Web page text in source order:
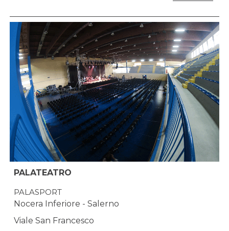
PALATEATRO
PALASPORT
Nocera Inferiore - Salerno
Viale San Francesco